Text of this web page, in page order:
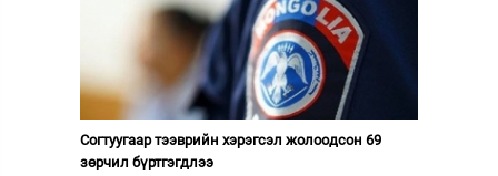
Согтуугаар тээврийн хэрэгсэл жолоодсон 69
зөрчил бүртгэгдлээ